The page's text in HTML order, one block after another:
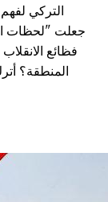
التركي
جعلت "لحظات
فظائع
المنطقة؟